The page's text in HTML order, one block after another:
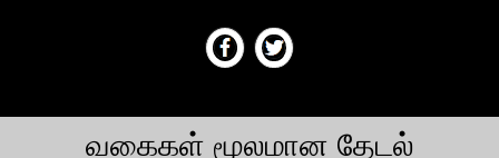
வகைகள் மூலமான தேடல்